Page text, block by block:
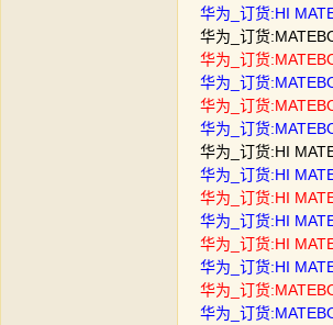
华为_订货:HI
华为_订货
华为_订货
华为_订货
华为_订货
华为_订货
华为_订货:HI
华为_订货:HI
华为_订货:HI
华为_订货:HI
华为_订货:HI
华为_订货:HI
华为_订货
华为_订货